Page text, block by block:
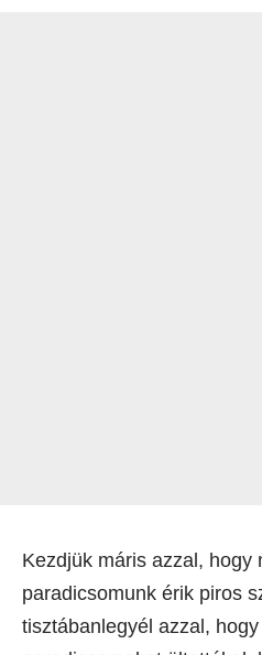
Kezdjük máris azzal, hogy
paradicsomunk érik piros
tisztábanlegyél azzal,